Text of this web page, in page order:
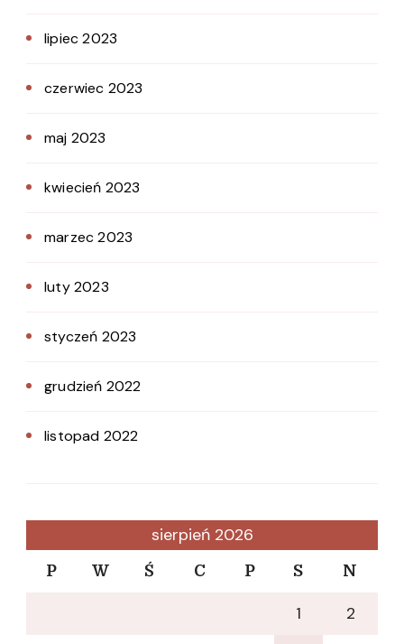
lipiec 2023
czerwiec 2023
maj 2023
kwiecień 2023
marzec 2023
luty 2023
styczeń 2023
grudzień 2022
listopad 2022
sierpień 2026
P W Ś C P S N
1
2